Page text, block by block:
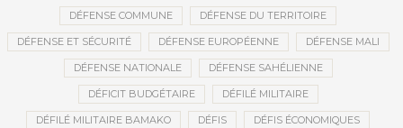
DÉFENSE COMMUNE DÉFENSE DU TERRITOIRE
DÉFENSE ET SÉCURITÉ DÉFENSE EUROPÉENNE DÉFENSE MALI
DÉFENSE NATIONALE DÉFENSE SAHÉLIENNE
DÉFICIT BUDGÉTAIRE DÉFILÉ MILITAIRE
DÉFILÉ MILITAIRE BAMAKO DÉFIS DÉFIS ÉCONOMIQUES